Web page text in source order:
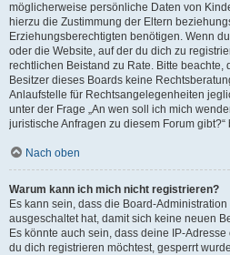
möglicherweise persönliche Daten von
hierzu die Zustimmung der Eltern
Erziehungsberechtigten benötigen. Wenn
oder die Website, auf der du dich zu
rechtlichen Beistand zu Rate. Bitte beachte,
Besitzer dieses Boards keine
Anlaufstelle für Rechtsangelegenheiten
unter der Frage „An wen soll ich mich
juristische Anfragen zu diesem Forum
Nach oben
Warum kann ich mich nicht registrieren?
Es kann sein, dass die Board-
ausgeschaltet hat, damit sich keine neuen
Es könnte auch sein, dass deine IP-
du dich registrieren möchtest, gesperrt